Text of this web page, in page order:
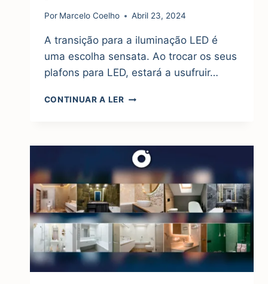
Por Marcelo Coelho Abril 23, 2024
A transição para a iluminação LED é
uma escolha sensata. Ao trocar os seus
plafons para LED, estará a usufruir…
CONTINUAR A LERTROQUE
PARA
LED